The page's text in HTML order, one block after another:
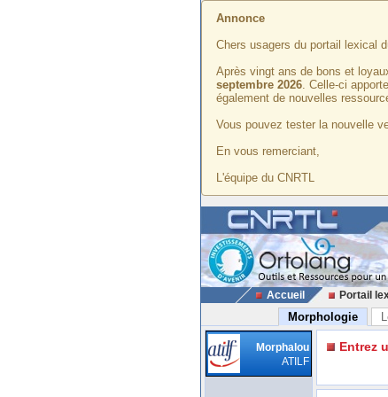
Annonce
Chers usagers du portail lexical
Après vingt ans de bons et
septembre 2026. Celle-ci
également de nouvelles
Vous pouvez tester la nouvelle
En vous remerciant,
L'équipe du CNRTL
Accueil Portail
Morphologie
Morphalou
ATILF
Entrez